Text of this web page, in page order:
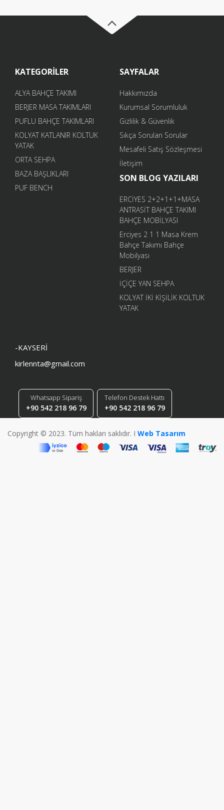
KATEGORİLER
ALYA BAHÇE TAKIMI
BERJER MASA TAKIMLARI
PUFLU BAHÇE TAKIMLARI
KOLYAT KATLANIR KOLTUK
YATAK
ORTA SEHPA
BAZA BAŞLIKLARI
PUF BENCH
SAYFALAR
Hakkımızda
Kurumsal Sorumluluk
Gizlilik & Güvenlik
Sıkça Sorulan Sorular
Mesafeli Satış Sözleşmesi
İletişim
SON BLOG YAZILARI
ERCİYES 2+2+1+1+MASA
ANTRASİT BAHÇE TAKIMI
BAHÇE MOBİLYASI
Erciyes 2 1 1 Masa Krem
Bahçe Takımı Bahçe
Mobilyası
BERJER
İÇİÇE YAN SEHPA
KOLYAT İKİ KİŞİLİK KOLTUK
YATAK
-KAYSERİ
kirlennta@gmail.com
Whatsapp Sipariş
+90 542 218 96 79
Telefon Destek Hattı
+90 542 218 96 79
Copyright © 2023. Tüm hakları saklıdır. I Web Tasarım